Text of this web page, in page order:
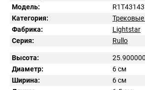
Модель:
Категория:
Трековые
Фабрика:
Lightstar
Серия:
Rullo
Высота:
Диаметр:
6 см
Ширина:
6 см